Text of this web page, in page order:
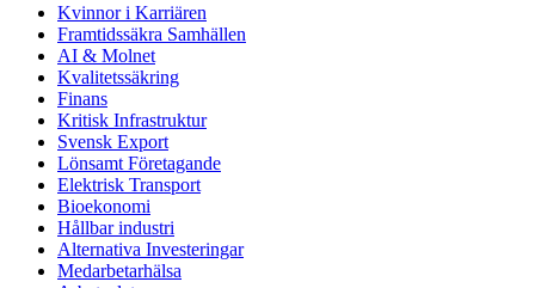
Kvinnor i Karriären
Framtidssäkra Samhällen
AI & Molnet
Kvalitetssäkring
Finans
Kritisk Infrastruktur
Svensk Export
Lönsamt Företagande
Elektrisk Transport
Bioekonomi
Hållbar industri
Alternativa Investeringar
Medarbetarhälsa